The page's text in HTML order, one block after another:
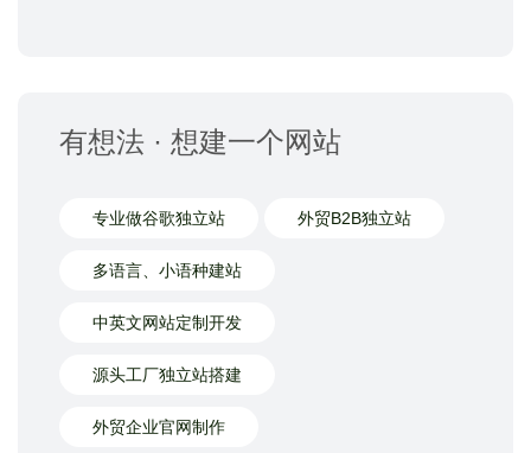
有想法 · 想建一个网站
专业做谷歌独立站 外贸B2B独立站
多语言、小语种建站
中英文网站定制开发
源头工厂独立站搭建
外贸企业官网制作